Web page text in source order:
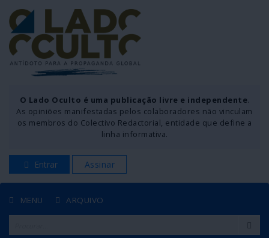
O Lado Oculto é uma publicação livre e independente.
As opiniões manifestadas pelos colaboradores não vinculam
os membros do Colectivo Redactorial, entidade que define a
linha informativa.
Entrar Assinar
MENU ARQUIVO